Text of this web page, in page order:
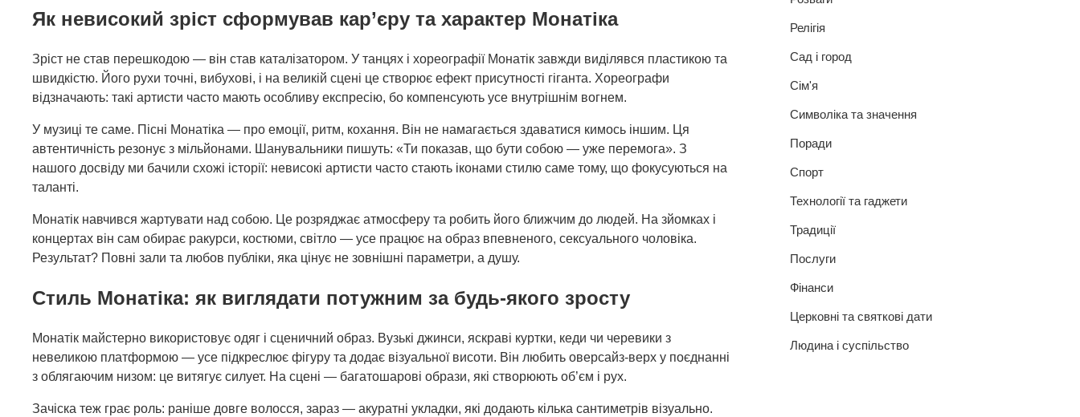
Як невисокий зріст сформував кар’єру та характер Монатіка
Зріст не став перешкодою — він став каталізатором. У танцях і хореографії Монатік завжди виділявся пластикою та
швидкістю. Його рухи точні, вибухові, і на великій сцені це створює ефект присутності гіганта. Хореографи
відзначають: такі артисти часто мають особливу експресію, бо компенсують усе внутрішнім вогнем.
У музиці те саме. Пісні Монатіка — про емоції, ритм, кохання. Він не намагається здаватися кимось іншим. Ця
автентичність резонує з мільйонами. Шанувальники пишуть: «Ти показав, що бути собою — уже перемога». З
нашого досвіду ми бачили схожі історії: невисокі артисти часто стають іконами стилю саме тому, що фокусуються на
таланті.
Монатік навчився жартувати над собою. Це розряджає атмосферу та робить його ближчим до людей. На зйомках і
концертах він сам обирає ракурси, костюми, світло — усе працює на образ впевненого, сексуального чоловіка.
Результат? Повні зали та любов публіки, яка цінує не зовнішні параметри, а душу.
Стиль Монатіка: як виглядати потужним за будь-якого зросту
Монатік майстерно використовує одяг і сценичний образ. Вузькі джинси, яскраві куртки, кеди чи черевики з
невеликою платформою — усе підкреслює фігуру та додає візуальної висоти. Він любить оверсайз-верх у поєднанні
з облягаючим низом: це витягує силует. На сцені — багатошарові образи, які створюють об’єм і рух.
Зачіска теж грає роль: раніше довге волосся, зараз — акуратні укладки, які додають кілька сантиметрів візуально.
Релігія
Сад і город
Сім'я
Символіка та значення
Поради
Спорт
Технології та гаджети
Традиції
Послуги
Фінанси
Церковні та святкові дати
Людина і суспільство